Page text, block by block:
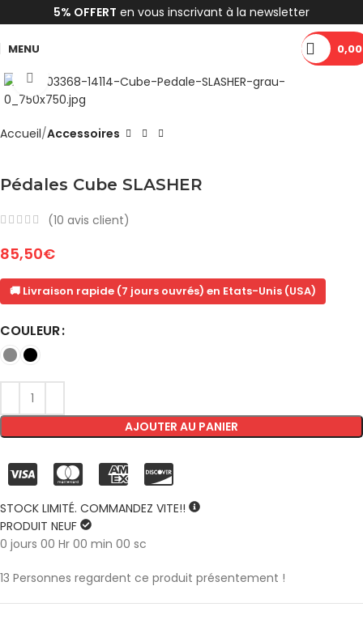
5% OFFERT en vous inscrivant à la newsletter
MENU 0,00
Cliquez pour agrandir
Accueil Accessoires
Pédales Cube SLASHER
(10 avis client)
85,50€
🚚 Livraison rapide (7 jours ouvrés) en Etats-Unis (USA)
COULEUR
AJOUTER AU PANIER
STOCK LIMITÉ. COMMANDEZ VITE!!
PRODUIT NEUF
0 jours 00 Hr 00 min 00 sc
13 Personnes regardent ce produit présentement !